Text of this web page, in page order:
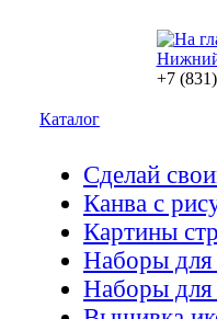
+7
Каталог
Сделай
Канва с
Картины
Наборы для
Наборы